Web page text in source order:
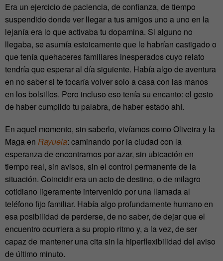
Era un ejercicio de paciencia, de confianza, de tiempo
suspendido donde ver llegar a tus amigos uno a uno en la
lejanía era lo que activaba tu dopamina. Si alguno no
llegaba, se asumía estoicamente que le habrían castigado o
que tenía quehaceres familiares inesperados cuyo relato
tendría que esperar al día siguiente. Había algo de aventura
en no saber si te tocaría volver solo a casa con las manos
en los bolsillos. Pero incluso eso tenía su encanto: el gesto
de haber cumplido tu palabra, de haber estado ahí.
En aquel momento, sin saberlo, vivíamos como Oliveira y la
Maga en Rayuela: caminando por la ciudad con la
esperanza de encontrarnos por azar, sin ubicación en
tiempo real, sin avisos, sin el control permanente de la
situación. Coincidir era un acto de destino, o de milagro
cotidiano ligeramente intervenido por una llamada al
teléfono fijo familiar. Había algo profundamente humano en
esa posibilidad de perderse, de no saber, de dejar que el
encuentro ocurriera a su propio ritmo y, a la vez, de ser
capaz de mantener una cita sin la hiperflexibilidad del aviso
de último minuto.